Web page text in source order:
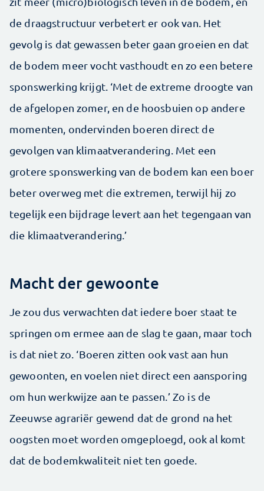
de draagstructuur verbetert er ook van. Het
gevolg is dat gewassen beter gaan groeien en dat
de bodem meer vocht vasthoudt en zo een betere
sponswerking krijgt. ‘Met de extreme droogte van
de afgelopen zomer, en de hoosbuien op andere
momenten, ondervinden boeren direct de
gevolgen van klimaatverandering. Met een
grotere sponswerking van de bodem kan een boer
beter overweg met die extremen, terwijl hij zo
tegelijk een bijdrage levert aan het tegengaan van
die klimaatverandering.’
Macht der gewoonte
Je zou dus verwachten dat iedere boer staat te
springen om ermee aan de slag te gaan, maar toch
is dat niet zo. ‘Boeren zitten ook vast aan hun
gewoonten, en voelen niet direct een aansporing
om hun werkwijze aan te passen.’ Zo is de
Zeeuwse agrariër gewend dat de grond na het
oogsten moet worden omgeploegd, ook al komt
dat de bodemkwaliteit niet ten goede.